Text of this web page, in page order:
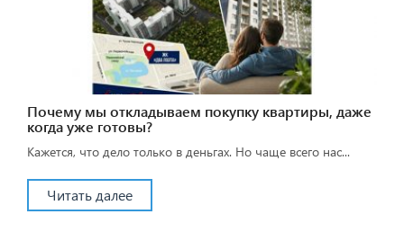
Почему мы откладываем покупку квартиры, даже
когда уже готовы?
Кажется, что дело только в деньгах. Но чаще всего нас...
Читать далее